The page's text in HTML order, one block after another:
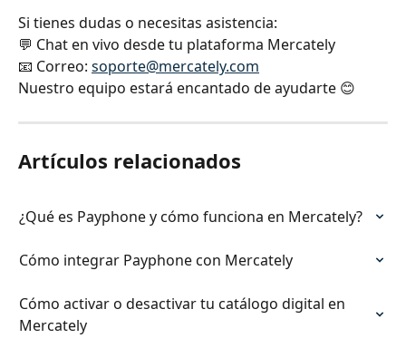
Si tienes dudas o necesitas asistencia:
💬 Chat en vivo desde tu plataforma Mercately
📧 Correo: soporte@mercately.com
Nuestro equipo estará encantado de ayudarte 😊
Artículos relacionados
¿Qué es Payphone y cómo funciona en Mercately?
Cómo integrar Payphone con Mercately
Cómo activar o desactivar tu catálogo digital en
Mercately